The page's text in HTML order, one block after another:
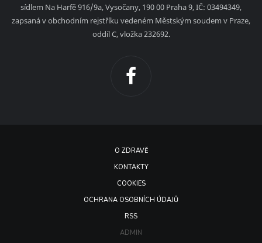
sídlem Na Harfě 916/9a, Vysočany, 190 00 Praha 9, IČ: 03494349,
zapsaná v obchodním rejstříku vedeném Městským soudem v Praze,
oddíl C, vložka 232692.
O ZDRAVĚ
KONTAKTY
COOKIES
OCHRANA OSOBNÍCH ÚDAJŮ
RSS
ADMIN